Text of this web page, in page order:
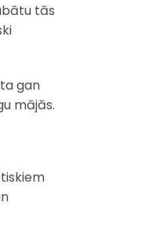
tās
gan
mājās.